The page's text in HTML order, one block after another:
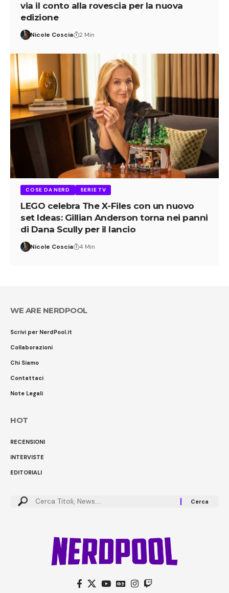
via il conto alla rovescia per la nuova
edizione
Nicole Coscia 2 Min
COSE DA NERD SERIE TV
LEGO celebra The X-Files con un nuovo
set Ideas: Gillian Anderson torna nei panni
di Dana Scully per il lancio
Nicole Coscia 4 Min
WE ARE NERDPOOL
Scrivi per NerdPool.it
Collaborazioni
Chi Siamo
Contattaci
Note Legali
HOT
RECENSIONI
INTERVISTE
EDITORIALI